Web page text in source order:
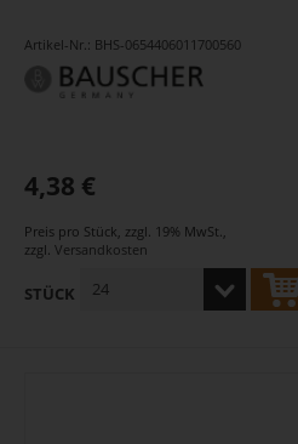
Artikel-Nr.: BHS-0654406011700560
4,38 €
Preis pro Stück zzgl. 19% MwSt.
zzgl. Versandkosten
STÜCK